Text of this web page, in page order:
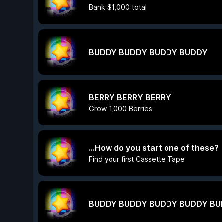
Bank $1,000 total
BUDDY BUDDY BUDDY BUDDY
BERRY BERRY BERRY
Grow 1,000 Berries
...How do you start one of these?
Find your first Cassette Tape
BUDDY BUDDY BUDDY BUDDY